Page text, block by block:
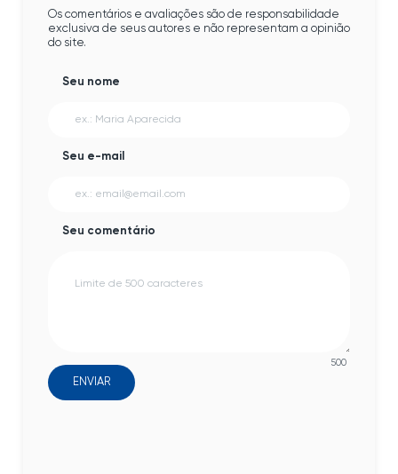
Os comentários e avaliações são de responsabilidade
exclusiva de seus autores e não representam a opinião
do site.
Seu nome
Seu e-mail
Seu comentário
500
ENVIAR